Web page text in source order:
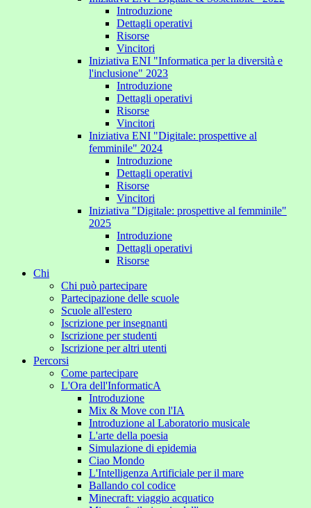
Introduzione
Dettagli operativi
Risorse
Vincitori
Iniziativa ENI "Informatica per la diversità e
l'inclusione" 2023
Introduzione
Dettagli operativi
Risorse
Vincitori
Iniziativa ENI "Digitale: prospettive al
femminile" 2024
Introduzione
Dettagli operativi
Risorse
Vincitori
Iniziativa "Digitale: prospettive al femminile"
2025
Introduzione
Dettagli operativi
Risorse
Chi
Chi può partecipare
Partecipazione delle scuole
Scuole all'estero
Iscrizione per insegnanti
Iscrizione per studenti
Iscrizione per altri utenti
Percorsi
Come partecipare
L'Ora dell'InformaticA
Introduzione
Mix & Move con l'IA
Introduzione al Laboratorio musicale
L'arte della poesia
Simulazione di epidemia
Ciao Mondo
L'Intelligenza Artificiale per il mare
Ballando col codice
Minecraft: viaggio acquatico